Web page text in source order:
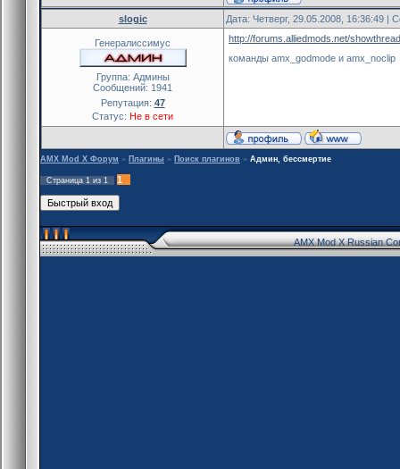
slogic Дата: Четверг, 29.05.2008, 16:36:49 |
Генералиссимус
Группа: Админы
Сообщений: 1941
Репутация: 47
Статус: Не в сети
http://forums.alliedmods.net/
команды amx_godmode и amx_noclip
AMX Mod X Форум » Плагины » Поиск плагинов » Админ, бессмертие
Страница 1 из 1 1
AMX Mod X Russian